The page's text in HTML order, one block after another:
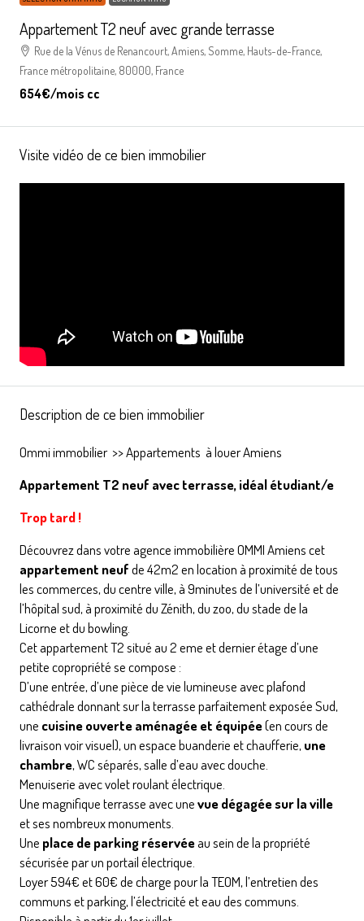
Appartement T2 neuf avec grande terrasse
Rue de la Vénus de Renancourt, Amiens, Somme, Hauts-de-France,
France métropolitaine, 80000, France
654€/mois cc
Visite vidéo de ce bien immobilier
Description de ce bien immobilier
Ommi immobilier>>Appartements à louer Amiens
Appartement T2 neuf avec terrasse, idéal étudiant/e
Trop tard !
Découvrez dans votre agence immobilière OMMI Amiens cet
appartement neufde 42m2 en location à proximité de tous
les commerces, du centre ville, à 9minutes de l’université et de
l’hôpital sud, à proximité du Zénith, du zoo, du stade de la
Licorne et du bowling.
Cet appartement T2 situé au 2 eme et dernier étage d’une
petite copropriété se compose :
D’une entrée, d’une pièce de vie lumineuse avec plafond
cathédrale donnant sur la terrasse parfaitement exposée Sud,
une cuisine ouverte aménagée et équipée(en cours de
livraison voir visuel), un espace buanderie et chaufferie, une
chambre, WC séparés, salle d’eau avec douche.
Menuiserie avec volet roulant électrique.
Une magnifique terrasse avec unevue dégagée sur la ville
et ses nombreux monuments.
Une place de parking réservéeau sein de la propriété
sécurisée par un portail électrique.
Loyer 594€ et 60€ de charge pour la TEOM, l’entretien des
communs et parking, l’électricité et eau des communs.